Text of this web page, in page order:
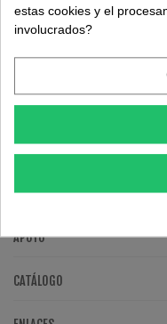
INFORMACIÓN DE LA TIENDA
APOYO
CATÁLOGO
estas cookies y el
involucrados?